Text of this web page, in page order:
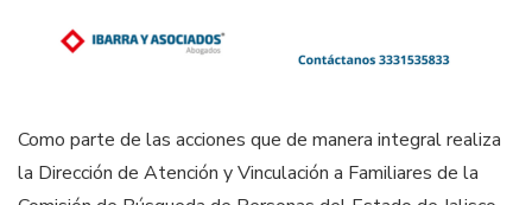
Como parte de las acciones que de manera integral realiza
la Dirección de Atención y Vinculación a Familiares de la